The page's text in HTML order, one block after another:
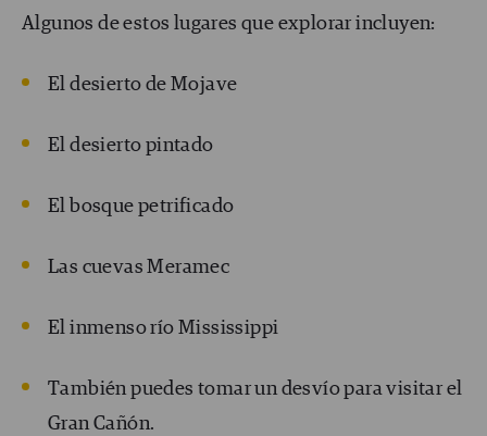
Algunos de estos lugares que explorar incluyen:
El desierto de Mojave
El desierto pintado
El bosque petrificado
Las cuevas Meramec
El inmenso río Mississippi
También puedes tomar un desvío para visitar el
Gran Cañón.